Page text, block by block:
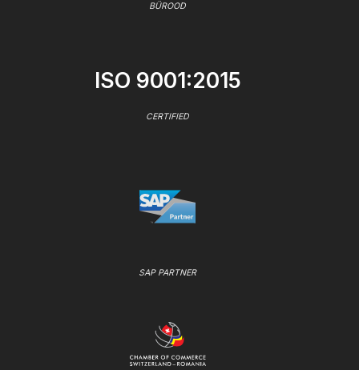
BÜROOD
ISO 9001:2015
CERTIFIED
SAP PARTNER